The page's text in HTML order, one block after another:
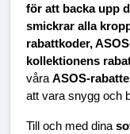
för att backa upp
smickrar alla
rabattkoder,
kollektionens
våra ASOS-
att vara snygg och
Till och med dina